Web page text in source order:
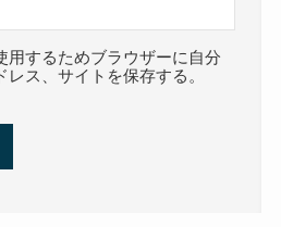
用するためブラウザーに自分
ス、サイトを保存する。